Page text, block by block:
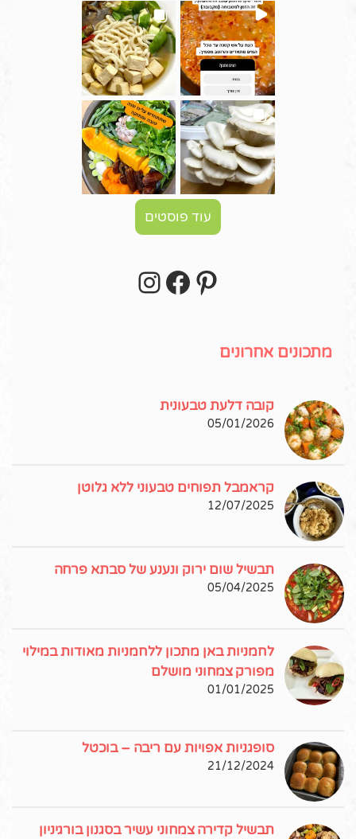
עוד פוסטים
Pinterest
Facebook
מתכונים אחרונים
קובה דלעת טבעונית
05/01/2026
קראמבל תפוחים טבעוני ללא גלוטן
12/07/2025
תבשיל שום ירוק ונענע של סבתא פרחה
05/04/2025
לחמניות באן מתכון ללחמניות מאודות במילוי
מפורק צמחוני מושלם
01/01/2025
סופגניות אפויות עם ריבה – בוכטל
21/12/2024
תבשיל קדירה צמחוני עשיר בסגנון בורגיניון